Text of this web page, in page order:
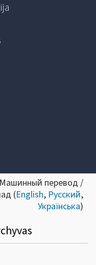
перевод /
(English, Русский,
Українська)